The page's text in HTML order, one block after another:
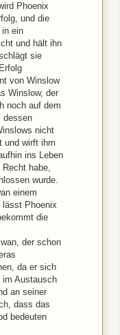
Phoenix
und die
in ein
und hält ihn
sie
von Winslow
Winslow, der
noch auf dem
dessen
nicht
und wirft ihm
ins Leben
habe,
wurde.
einem
lässt Phoenix
die
der schon
da er sich
im Austausch
an seiner
dass das
bedeuten